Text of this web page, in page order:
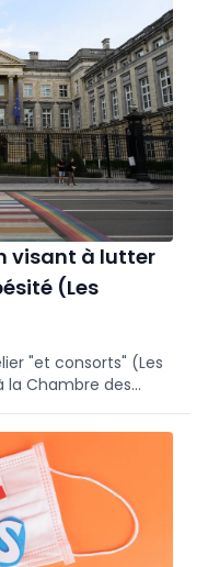
visant à lutter
(Les
"et consorts" (Les
la Chambre des
chez les